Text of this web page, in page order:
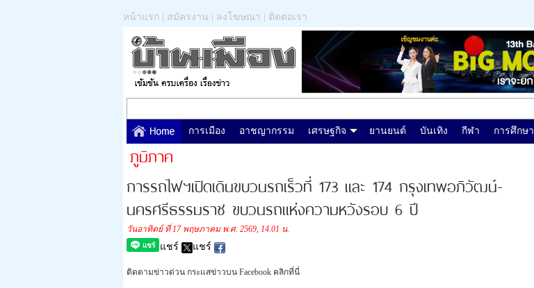
หน้าแรก สมัครงาน ลงโฆษณา ติดต่อเรา
การเมือง อาชญากรรม เศรษฐกิจ ยานยนต์ บันเทิง กีฬา การศึกษา
ภูมิภาค
การรถไฟฯเปิดเดินขบวนรถเร็วที่ 173 และ 174 กรุงเทพอภิวัฒน์-
นครศรีธรรมราช ขบวนรถแห่งความหวังรอบ 6 ปี
วันอาทิตย์ ที่ 17 พฤษภาคม พ.ศ. 2569, 14.01 น.
แชร์ แชร์
ติดตามข่าวด่วน กระแสข่าวบน Facebook คลิกที่นี่